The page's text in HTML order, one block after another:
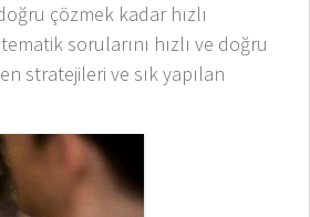
çözmek kadar hızlı
sorularını hızlı ve doğru
stratejileri ve sık yapılan